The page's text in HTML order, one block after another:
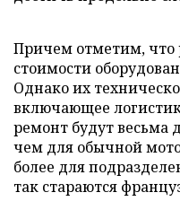
Причем отметим, что
стоимости
Однако их
включающее
ремонт будут весьма
чем для обычной
более для
так стараются